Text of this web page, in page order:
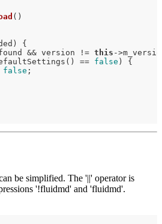
()
{
&& version != this -
== false ) {
false ;
be simplified. The '||' operator is
'!fluidmd' and 'fluidmd'.